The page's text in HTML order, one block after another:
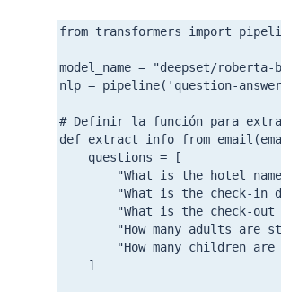
from transformers import
model_name = "deepset/roberta-
nlp = pipeline('question-
# Definir la función para
def
    questions = [
"What is the hotel
"What is the check-in
"What is the check-out
"How many adults are
"How many children are
    ]